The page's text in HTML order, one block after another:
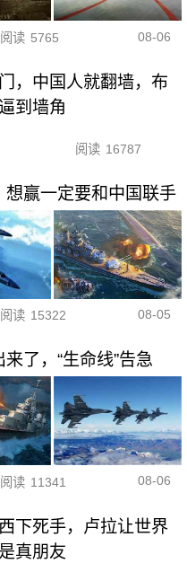
阅读 5765 08-06
，中国人就翻墙，布
到墙角
阅读 16787
赢一定要和中国联手
阅读 15322 08-05
了，“生命线”告急
阅读 11341 08-06
下死手，卢拉让世界
真朋友